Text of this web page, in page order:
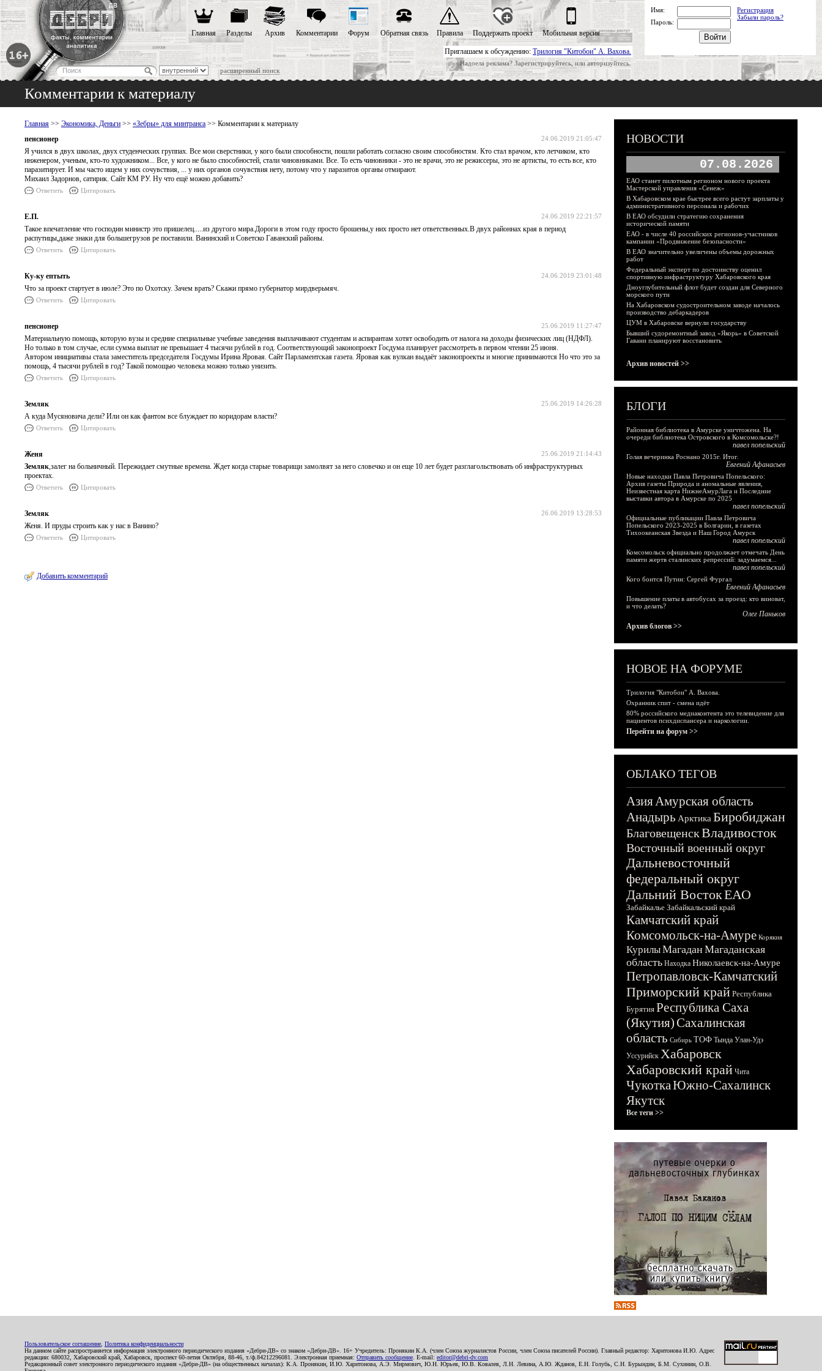
Приглашаем к обсуждению: Трилогия "Китобои" А. Вахова.
Надоела реклама? Зарегистрируйтесь, или авторизуйтесь.
расширенный поиск
Главная Разделы Архив Комментарии Форум Обратная связь Правила Поддержать проект Мобильная версия
Имя:
Регистрация
Забыли пароль?
Пароль:
Комментарии к материалу
Главная >> Экономика, Деньги >> «Зебры» для минтранса >> Комментарии к материалу
24.06.2019 21:05:47
пенсионер
Я учился в двух школах, двух студенческих группах. Все мои сверстники, у кого были способности, пошли работать согласно своим способностям. Кто стал врачом, кто летчиком, кто
инженером, ученым, кто-то художником... Все, у кого не было способностей, стали чиновниками. Все. То есть чиновники - это не врачи, это не режиссеры, это не артисты, то есть все, кто
паразитирует. И мы часто ищем у них сочувствия, ... у них органов сочувствия нету, потому что у паразитов органы отмирают.
Михаил Задорнов, сатирик. Сайт КМ РУ. Ну что ещё можно добавить?
Ответить Цитировать
24.06.2019 22:21:57
Е.П.
Такое впечатление что господин министр это пришелец.....из другого мира.Дороги в этом году просто брошены,у них просто нет ответственных.В двух районнах края в период
распутицы,даже знаки для большегрузов ре поставили. Ванинский и Советско Гаванский районы.
Ответить Цитировать
24.06.2019 23:01:48
Ку-ку ептыть
Что за проект стартует в июле? Это по Охотску. Зачем врать? Скажи прямо губернатор мирдверьмяч.
Ответить Цитировать
25.06.2019 11:27:47
пенсионер
Материальную помощь, которую вузы и средние специальные учебные заведения выплачивают студентам и аспирантам хотят освободить от налога на доходы физических лиц (НДФЛ).
Но только в том случае, если сумма выплат не превышает 4 тысячи рублей в год. Соответствующий законопроект Госдума планирует рассмотреть в первом чтении 25 июня.
Автором инициативы стала заместитель председателя Госдумы Ирина Яровая. Сайт Парламентская газета. Яровая как вулкан выдаёт законопроекты и многие принимаются Но что это за
помощь, 4 тысячи рублей в год? Такой помощью человека можно только унизить.
Ответить Цитировать
25.06.2019 14:26:28
Земляк
А куда Мусяновича дели? Или он как фантом все блуждает по коридорам власти?
Ответить Цитировать
25.06.2019 21:14:43
Женя
Земляк,залег на больничный. Пережидает смутные времена. Ждет когда старые товарищи замолвят за него словечко и он еще 10 лет будет разглагольствовать об инфраструктурных
проектах.
Ответить Цитировать
26.06.2019 13:28:53
Земляк
Женя. И пруды строить как у нас в Ванино?
Ответить Цитировать
Добавить комментарий
НОВОСТИ
07.08.2026
ЕАО станет пилотным регионом нового проекта
Мастерской управления «Сенеж»
В Хабаровском крае быстрее всего растут зарплаты у
административного персонала и рабочих
В ЕАО обсудили стратегию сохранения
исторической памяти
ЕАО - в числе 40 российских регионов-участников
кампании «Продвижение безопасности»
В ЕАО значительно увеличены объемы дорожных
работ
Федеральный эксперт по достоинству оценил
спортивную инфраструктуру Хабаровского края
Дноуглубительный флот будет создан для Северного
морского пути
На Хабаровском судостроительном заводе началось
производство дебаркадеров
ЦУМ в Хабаровске вернули государству
Бывший судоремонтный завод «Якорь» в Советской
Гавани планируют восстановить
Архив новостей >>
БЛОГИ
Районная библиотека в Амурске уничтожена. На
очереди библиотека Островского в Комсомольске?!
павел попельский
Голая вечеринка Роснано 2015г. Итог.
Евгений Афанасьев
Новые находки Павла Петровича Попельского:
Архив газеты Природа и аномальные явления,
Неизвестная карта НижнеАмурЛага и Последние
выставки автора в Амурске по 2025
павел попельский
Официальные публикации Павла Петровича
Попельского 2023-2025 в Болгарии, в газетах
Тихоокеанская Звезда и Наш Город Амурск
павел попельский
Комсомольск официально продолжает отмечать День
памяти жертв сталинских репрессий: задумаемся...
павел попельский
Кого боится Путин: Сергей Фургал
Евгений Афанасьев
Повышение платы в автобусах за проезд: кто виноват,
и что делать?
Олег Паньков
Архив блогов >>
НОВОЕ НА ФОРУМЕ
Трилогия "Китобои" А. Вахова.
Охранник спит - смена идёт
80% российского медиаконтента это телевидение для
пациентов психдиспансера и наркологии.
Перейти на форум >>
ОБЛАКО ТЕГОВ
АзияАмурская область
Анадырь Арктика Биробиджан
БлаговещенскВладивосток
Восточный военный округ
Дальневосточный
федеральный округ
Дальний ВостокЕАО
Забайкалье Забайкальский край
Камчатский край
Комсомольск-на-Амуре Корякия
КурилыМагадан Магаданская
область Находка Николаевск-на-Амуре
Петропавловск-Камчатский
Приморский край Республика
Бурятия Республика Саха
(Якутия)Сахалинская
область Сибирь ТОФ Тында Улан-Удэ
Уссурийск Хабаровск
Хабаровский край Чита
ЧукоткаЮжно-Сахалинск
Якутск
Все теги >>
Пользовательское соглашение Политика конфиденциальности
На данном сайте распространяется информация электронного периодического издания «Дебри-ДВ» со знаком «Дебри-ДВ». 16+ Учредитель: Пронякин К.А. (член Союза журналистов России, член Союза писателей России). Главный редактор: Харитонова И.Ю. Адрес
редакции: 680032, Хабаровский край, Хабаровск, проспект 60-летия Октября, 88-46, т./ф.84212296081. Электронная приемная: Отправить сообщение . E-mail: editor@debri-dv.com
Редакционный совет электронного периодического издания «Дебри-ДВ» (на общественных началах): К.А. Пронякин, И.Ю. Харитонова, А.Э. Мирмович, Ю.Н. Юрьев, Ю.В. Ковалев, Л.Н. Левина, А.Ю. Жданов, Е.Н. Голубь, С.Н. Бурындин, Б.М. Сухинин, О.В.